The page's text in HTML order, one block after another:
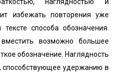
избежать повторения уже
способа обозначения.
возможно большее
обозначение. Наглядность
способствующее удержанию в